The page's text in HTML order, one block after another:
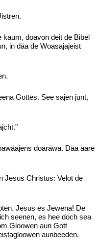
doavon deit de Bibel
in däa de Woasajajeist
Gottes. See sajen junt,
doaräwa. Däa äare
Jesus Christus: Velot de
Jesus es Jewena! De
seenen, es hee doch sea
Gloowen aun Gott
aunbeeden.